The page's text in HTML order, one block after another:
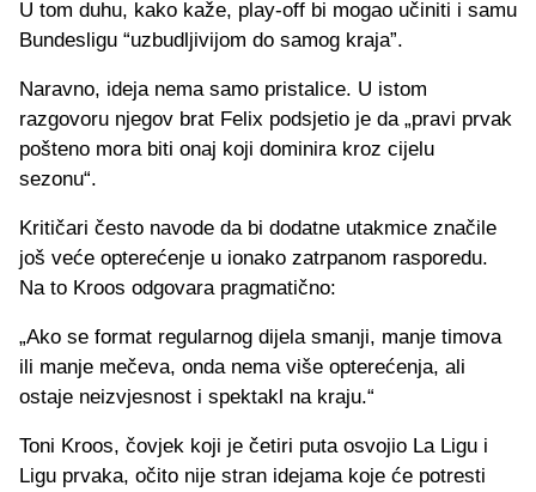
U tom duhu, kako kaže, play‑off bi mogao učiniti i samu
Bundesligu “uzbudljivijom do samog kraja”.
Naravno, ideja nema samo pristalice. U istom
razgovoru njegov brat Felix podsjetio je da „pravi prvak
pošteno mora biti onaj koji dominira kroz cijelu
sezonu“.
Kritičari često navode da bi dodatne utakmice značile
još veće opterećenje u ionako zatrpanom rasporedu.
Na to Kroos odgovara pragmatično:
„Ako se format regularnog dijela smanji, manje timova
ili manje mečeva, onda nema više opterećenja, ali
ostaje neizvjesnost i spektakl na kraju.“
Toni Kroos, čovjek koji je četiri puta osvojio La Ligu i
Ligu prvaka, očito nije stran idejama koje će potresti